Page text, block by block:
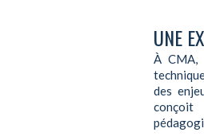
UNE
À CMA,
des